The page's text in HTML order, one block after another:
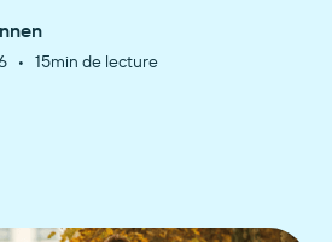
• 15min de lecture